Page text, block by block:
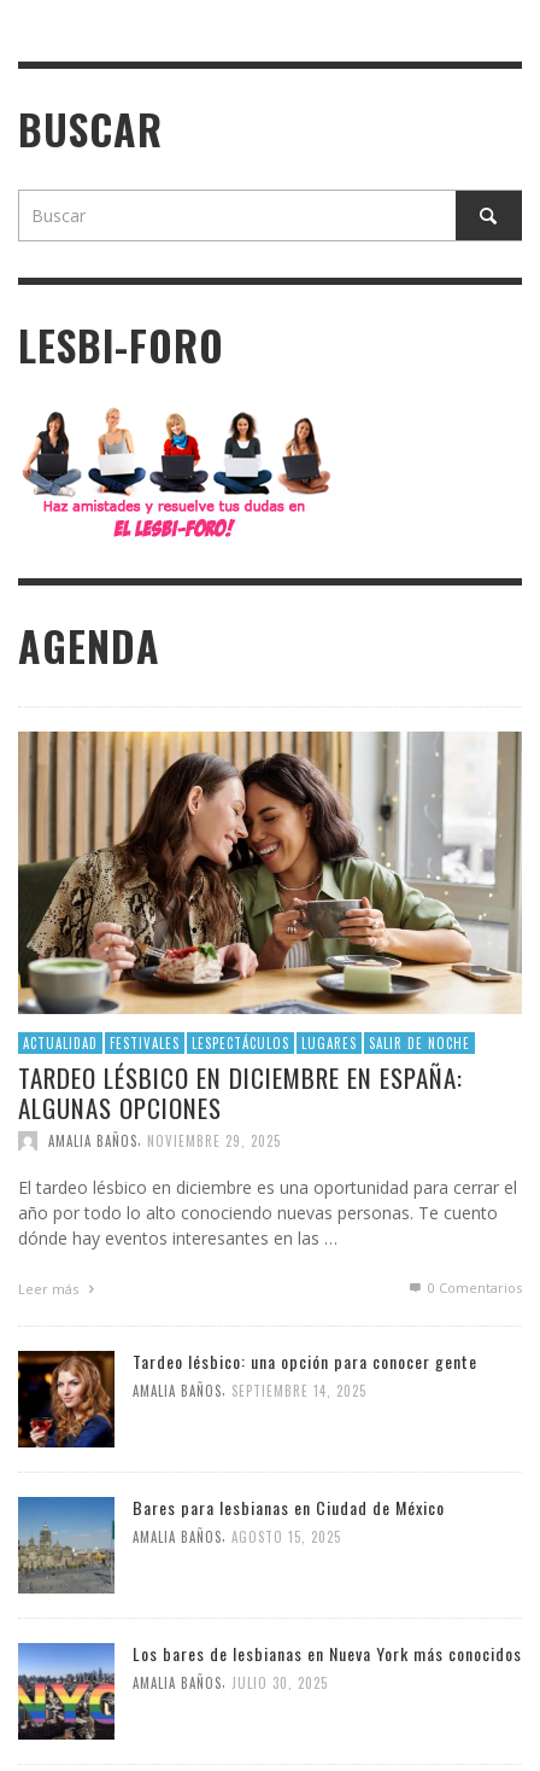
BUSCAR
LESBI-FORO
AGENDA
ACTUALIDAD FESTIVALES LESPECTÁCULOS LUGARES SALIR DE NOCHE
TARDEO LÉSBICO EN DICIEMBRE EN ESPAÑA:
ALGUNAS OPCIONES
AMALIA BAÑOS NOVIEMBRE 29, 2025
El tardeo lésbico en diciembre es una oportunidad para cerrar el
año por todo lo alto conociendo nuevas personas. Te cuento
dónde hay eventos interesantes en las …
Leer más 0 Comentarios
Tardeo lésbico: una opción para conocer gente
AMALIA BAÑOS SEPTIEMBRE 14, 2025
Bares para lesbianas en Ciudad de México
AMALIA BAÑOS AGOSTO 15, 2025
Los bares de lesbianas en Nueva York más conocidos
AMALIA BAÑOS JULIO 30, 2025